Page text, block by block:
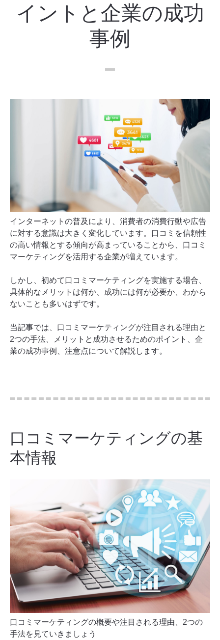
イントと企業の成功
事例
インターネットの普及により、消費者の消費行動や広告
に対する意識は大きく変化しています。口コミを信頼性
の高い情報とする傾向が高まっていることから、口コミ
マーケティングを活用する企業が増えています。
しかし、初めて口コミマーケティングを実施する場合、
具体的なメリットは何か、成功には何が必要か、わから
ないことも多いはずです。
当記事では、口コミマーケティングが注目される理由と
2つの手法、メリットと成功させるためのポイント、企
業の成功事例、注意点について解説します。
口コミマーケティングの基
本情報
口コミマーケティングの概要や注目される理由、2つの
手法を見ていきましょう